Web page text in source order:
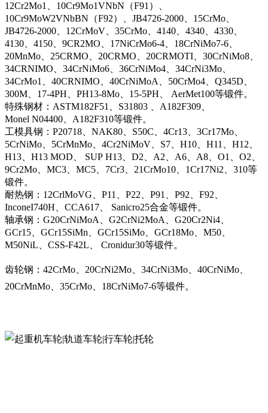
12Cr2Mo1、10Cr9Mo1VNbN（F91）、
10Cr9MoW2VNbBN（F92）、JB4726-2000、15CrMo、
JB4726-2000、12CrMoV、35CrMo、4140、4340、4330、
4130、4150、9CR2MO、17NiCrMo6-4、18CrNiMo7-6、
20MnMo、25CRMO、20CRMO、20CRMOTI、30CrNiMo8、
34CRNIMO、34CrNiMo6、36CrNiMo4、34CrNi3Mo、
34CrMo1、40CRNIMO、40CrNiMoA、50CrMo4、Q345D、
300M、17-4PH、PH13-8Mo、15-5PH、 AerMet100等锻件。
特殊钢材：ASTM182F51、S31803 、A182F309、
Monel N04400、A182F310等锻件。
工模具钢：P20718、NAK80、S50C、4Cr13、3Cr17Mo、
5CrNiMo、5CrMnMo、4Cr2NiMoV、S7、H10、H11、H12、
H13、H13 MOD、 SUP H13、D2、A2、A6、A8、O1、O2、
9Cr2Mo、MC3、MC5、7Cr3、21CrMo10、1Cr17Ni2、310等
锻件。
耐热钢：12CrlMoVG、P11、P22、P91、P92、F92、
InconeI740H、CCA617、 Sanicro25合金等锻件。
轴承钢：G20CrNiMoA、G2CrNi2MoA、G20Cr2Ni4、
GCr15、GCr15SiMn、GCr15SiMo、GCr18Mo、M50、
M50NiL、CSS-F42L、 Cronidur30等锻件。
齿轮钢：42CrMo、20CrNi2Mo、34CrNi3Mo、40CrNiMo、
20CrMnMo、35CrMo、18CrNiMo7-6等锻件。